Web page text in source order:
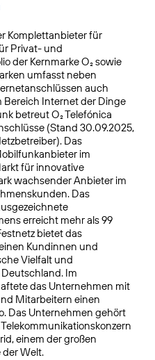
Komplettanbieter für
Privat- und
der Kernmarke O₂ sowie
umfasst neben
auch
Bereich Internet der Dinge
betreut O₂ Telefónica
(Stand 30.09.2025,
Das
im
für innovative
wachsender Anbieter im
Das
erreicht mehr als 99
bietet das
Kundinnen und
Vielfalt und
Im
das Unternehmen mit
Mitarbeitern einen
Das Unternehmen gehört
einem der großen
Welt.